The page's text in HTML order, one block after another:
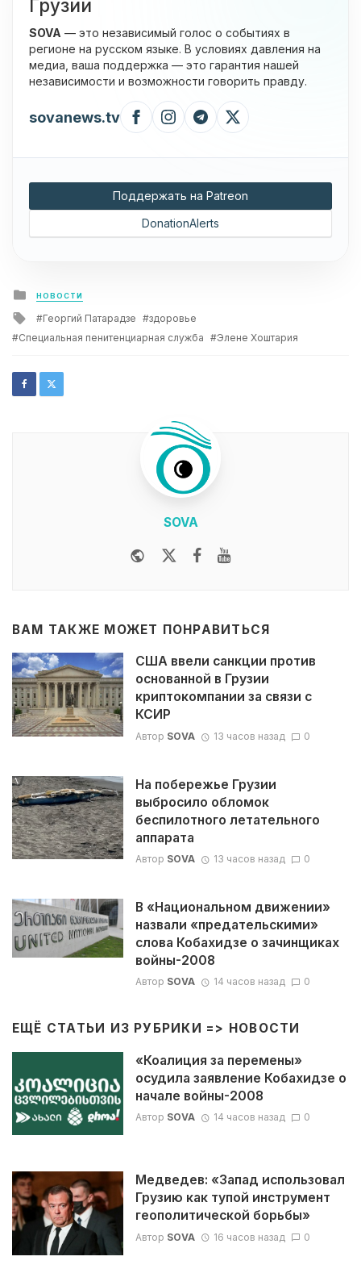
Грузии
SOVA — это независимый голос о событиях в
регионе на русском языке. В условиях давления на
медиа, ваша поддержка — это гарантия нашей
независимости и возможности говорить правду.
sovanews.tv
Поддержать на Patreon
DonationAlerts
Posted
in
НОВОСТИ
Tagged
Георгий Патарадзе
здоровье
Специальная пенитенциарная служба
Элене Хоштария
SOVA
WebsiteTwitterFacebook
ВАМ ТАКЖЕ МОЖЕТ ПОНРАВИТЬСЯ
США ввели санкции против
основанной в Грузии
криптокомпании за связи с
КСИР
Автор SOVA 13 часов назад 0
На побережье Грузии
выбросило обломок
беспилотного летательного
аппарата
Автор SOVA 13 часов назад 0
В «Национальном движении»
назвали «предательскими»
слова Кобахидзе о зачинщиках
войны-2008
Автор SOVA 14 часов назад 0
ЕЩЁ СТАТЬИ ИЗ РУБРИКИ => НОВОСТИ
«Коалиция за перемены»
осудила заявление Кобахидзе о
начале войны-2008
Автор SOVA 14 часов назад 0
Медведев: «Запад использовал
Грузию как тупой инструмент
геополитической борьбы»
Автор SOVA 16 часов назад 0